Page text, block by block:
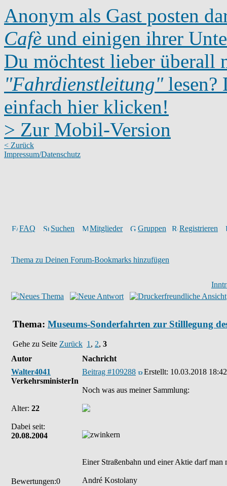
Anonym als Gast posten
Cafè und einigen ihrer
Du möchtest lieber überall
"Fahrdienstleitung"lesen?
einfach hier klicken!
> Zur Mobil-Version
< Zurück
Impressum/Datenschutz
FAQ Suchen Mitglieder Gruppen Registrieren
Thema zu Deinen Forum-Bookmarks hinzufügen
Thema: Museums-Sonderfahrten zur Stilllegung
Gehe zu Seite Zurück 1 , 2, 3
Autor
Nachricht
Walter4041
VerkehrsministerIn
Alter: 22
Dabei seit:
20.08.2004
Bewertungen:0
Beitrag #109288 Erstellt: 10.03.2018 18:42
Noch was aus meiner Sammlung:
Einer Straßenbahn und einer Aktie darf
André Kostolany